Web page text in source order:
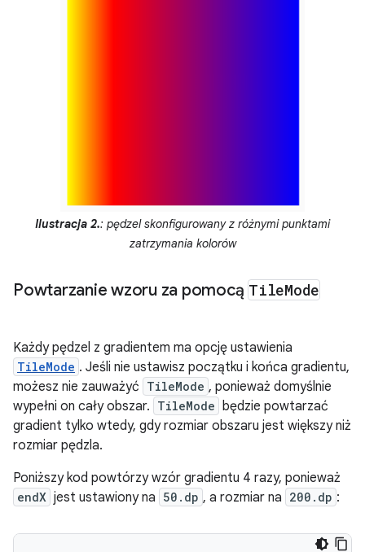
Ilustracja 2.: pędzel skonfigurowany z różnymi punktami
zatrzymania kolorów
Powtarzanie wzoru za pomocą TileMode
Każdy pędzel z gradientem ma opcję ustawienia
TileMode . Jeśli nie ustawisz początku i końca gradientu,
możesz nie zauważyć TileMode , ponieważ domyślnie
wypełni on cały obszar. TileMode
będzie powtarzać
gradient tylko wtedy, gdy rozmiar obszaru jest większy niż
rozmiar pędzla.
Poniższy kod powtórzy wzór gradientu 4 razy, ponieważ
endX jest ustawiony na 50.dp , a rozmiar na 200.dp :